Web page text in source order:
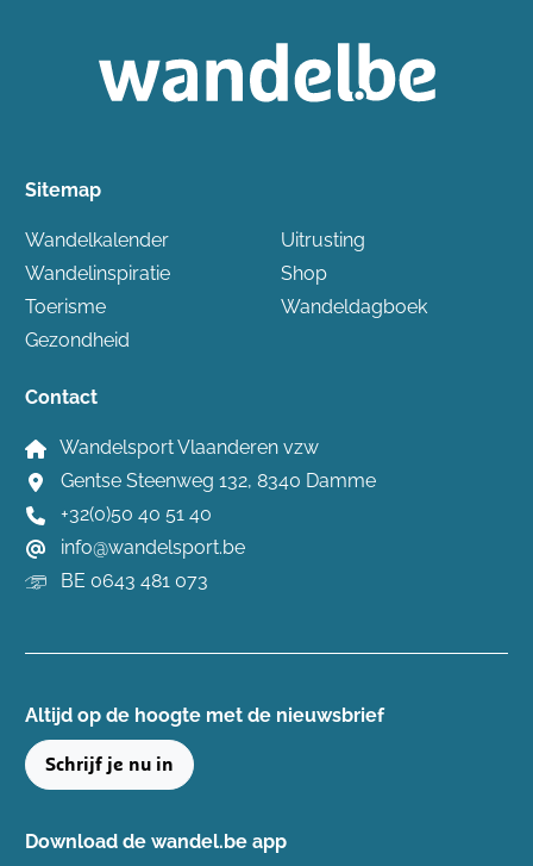
Sitemap
Wandelkalender
Wandelinspiratie
Toerisme
Gezondheid
Uitrusting
Shop
Wandeldagboek
Contact
Wandelsport Vlaanderen vzw
Gentse Steenweg 132, 8340 Damme
+32(0)50 40 51 40
info@wandelsport.be
BE 0643 481 073
Altijd op de hoogte ​met de nieuwsbrief
Schrijf je nu in
Download de wandel.be app